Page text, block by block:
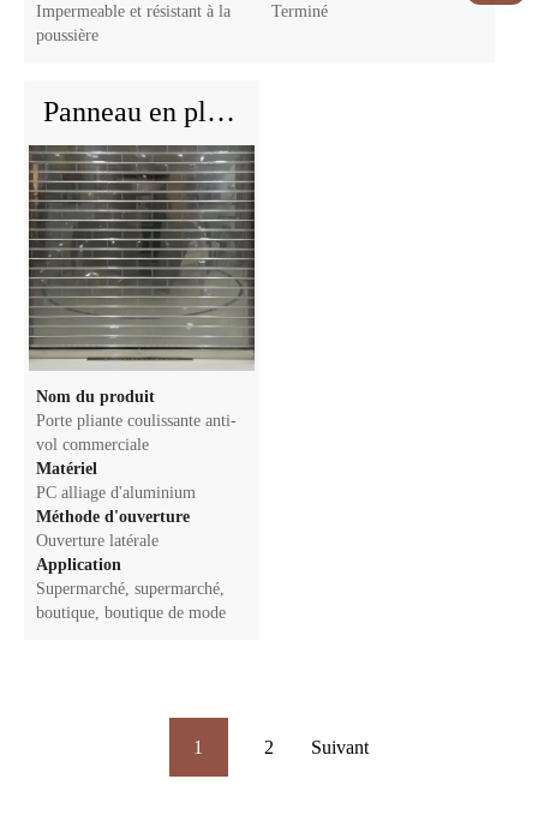
Impermeable et résistant à la
poussière
Terminé
Panneau en plastique anti-vol porte coulissante automatique Conception moderne pour l'atelier du supermarché
Nom du produit
Porte pliante coulissante anti-
vol commerciale
Matériel
PC alliage d'aluminium
Méthode d'ouverture
Ouverture latérale
Application
Supermarché, supermarché,
boutique, boutique de mode
1 2 Suivant